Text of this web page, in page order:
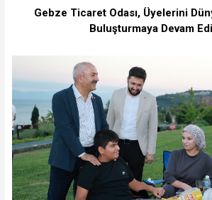
Gebze Ticaret Odası, Üyelerini
Buluşturmaya Devam